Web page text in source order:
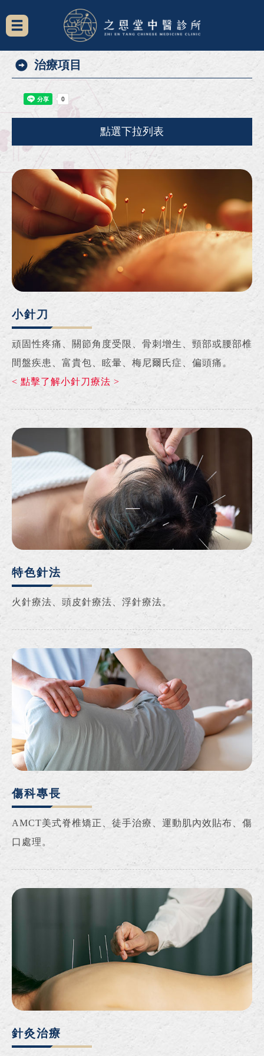
治療項目
點選下拉列表
小針刀
頑固性疼痛、關節角度受限、骨刺增生、頸部或腰部椎
間盤疾患、富貴包、眩暈、梅尼爾氏症、偏頭痛。
< 點擊了解小針刀療法 >
特色針法
火針療法、頭皮針療法、浮針療法。
傷科專長
AMCT美式脊椎矯正、徒手治療、運動肌內效貼布、傷
口處理。
針灸治療